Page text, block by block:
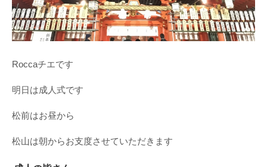
Roccaチエです
明日は成人式です
松前はお昼から
松山は朝からお支度させていただきます